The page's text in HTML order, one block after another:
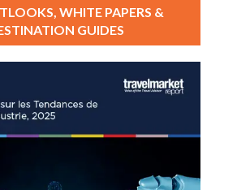
WHITE PAPERS &
GUIDES